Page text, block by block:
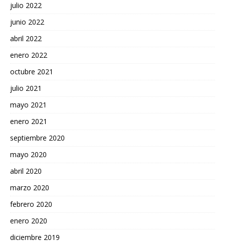
julio 2022
junio 2022
abril 2022
enero 2022
octubre 2021
julio 2021
mayo 2021
enero 2021
septiembre 2020
mayo 2020
abril 2020
marzo 2020
febrero 2020
enero 2020
diciembre 2019